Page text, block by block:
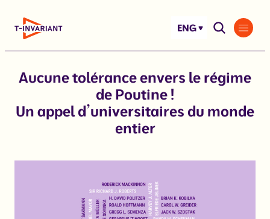
ENG
Aucune tolérance envers le régime
de Poutine !
Un appel d’universitaires du monde
entier